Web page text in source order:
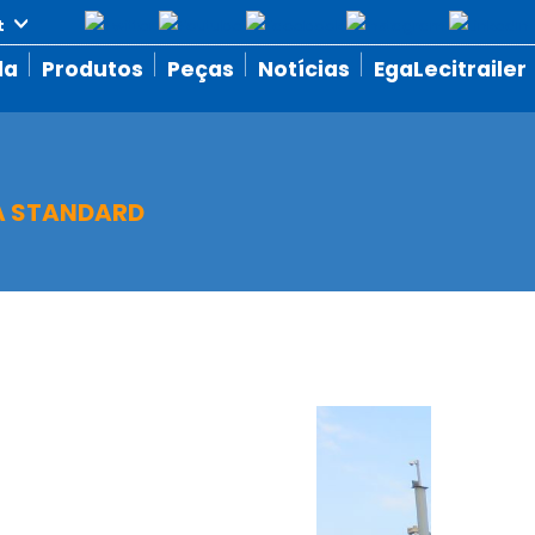
Produtos Peças Notícias EgaLecitrailer
STANDARD